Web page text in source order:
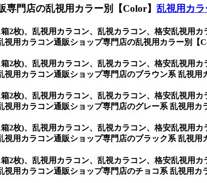
門店の乱視用カラー別【Color】 乱視用カラ
2枚)、乱視用カラコン、乱視カラコン、格安乱視用
用カラコン通販ショップ専門店の乱視用カラー別【
2枚)、乱視用カラコン、乱視カラコン、格安乱視用
用カラコン通販ショップ専門店のブラウン系 乱視用
2枚)、乱視用カラコン、乱視カラコン、格安乱視用
用カラコン通販ショップ専門店のグレー系 乱視用カ
2枚)、乱視用カラコン、乱視カラコン、格安乱視用
用カラコン通販ショップ専門店のブラック系 乱視用
2枚)、乱視用カラコン、乱視カラコン、格安乱視用
用カラコン通販ショップ専門店のチョコ系 乱視用カ